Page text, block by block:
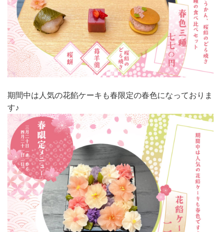
期間中は人気の花餡ケーキも春限定の春色になっておりま
す♪